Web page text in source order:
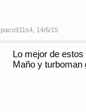
paco911s4 14/6/15
Lo mejor de
Maño y turboman